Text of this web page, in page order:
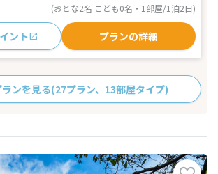
(おとな2名 こども0名・1部屋/1泊2日)
ント プランの詳細
ンを見る(27プラン、13部屋タイプ)